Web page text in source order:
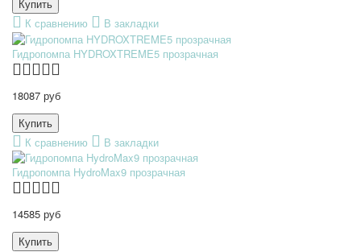
К сравнению
В закладки
Гидропомпа HYDROXTREME5 прозрачная
18087 руб
К сравнению
В закладки
Гидропомпа HydroMax9 прозрачная
14585 руб